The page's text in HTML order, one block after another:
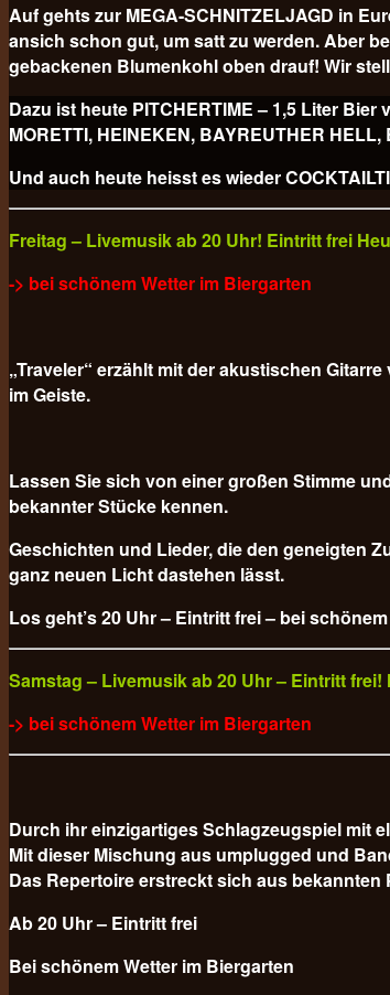
Auf gehts zur MEGA-SCHNITZELJAGD in
ansich schon gut, um satt zu werden. Aber
gebackenen Blumenkohl oben drauf! Wir
Dazu ist heute PITCHERTIME – 1,5 Liter Bier
MORETTI, HEINEKEN, BAYREUTHER
Und auch heute heisst es wieder
Freitag – Livemusik ab 20 Uhr! Eintritt frei
-> bei schönem Wetter im Biergarten
„Traveler“ erzählt mit der akustischen
im Geiste.
Lassen Sie sich von einer großen Stimme
bekannter Stücke kennen.
Geschichten und Lieder, die den geneigten
ganz neuen Licht dastehen lässt.
Los geht’s 20 Uhr – Eintritt frei – bei
Samstag – Livemusik ab 20 Uhr – Eintritt
-> bei schönem Wetter im Biergarten
Durch ihr einzigartiges Schlagzeugspiel mit
Mit dieser Mischung aus umplugged und
Das Repertoire erstreckt sich aus
Ab 20 Uhr – Eintritt frei
Bei schönem Wetter im Biergarten